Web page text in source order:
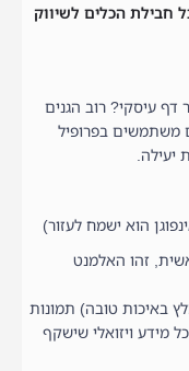
חבילת הכלים לשיווק
עיסקי? רוב הגנים
משתמשים בפרופיל
יעילה.
הוא ישמח לעזור)
זהו האלמנט
באיכות טובה) תמונות
מידע ויזואלי שישקף